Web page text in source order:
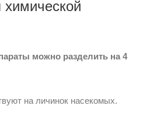
можно разделить на 4
на личинок насекомых.